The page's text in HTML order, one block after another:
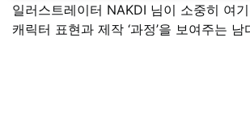
일러스트레이터 NAKDI 님이 소중히 여
캐릭터 표현과 제작 ‘과정’을 보여주는 남